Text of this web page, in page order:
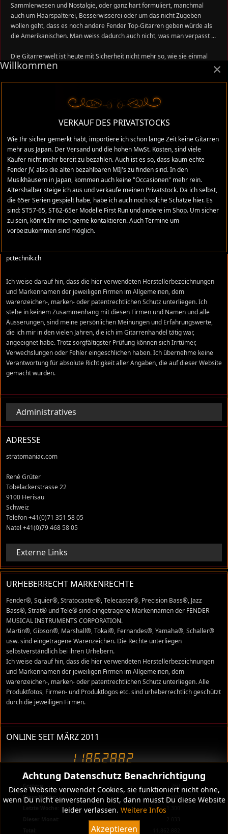
Sammlerwesen und Nostalgie, oder ganz hart formuliert, manchmal
auch um Haarspalterei, Besserwisserei oder um das nicht Zugeben
wollen geht, dass es noch andere Fender Top-Gitarren geben würde als
die Amerikanischen. Man weiss dadurch auch nicht, was man verpasst ...
Die Gitarrenwelt ist heute mit Sicherheit nicht mehr so, wie sie einmal
war, darum will ich mit den alten Fender MIJ Gitarren einen neuen Teil
kann im Gitarrenbau. So wie es Leo Fender wollte und praktizierte, genau
so praktizierte es Fujigen mit Fender Japan in den 80er Jahren.
Einfach weil wir es dazumal verpasst haben, weil wir die Nase gerümpft
haben als die japanischen Top Gitarren auf den Markt kamen, will ich ein
Zeichen setzen für Fender Made in Japan. René
Achtung Datenschutz Benachrichtigung
Diese Website verwendet Cookies, sie funktioniert nicht ohne,
wenn Du nicht einverstanden bist, dann musst Du diese Website
leider verlassen. Weitere Infos
Akzeptieren
COPYRIGHT
Stratomaniac.com ist eine private Website und steht in keiner
geschäftlichen Beziehung zu FENDER MUSICAL INSTRUMENTS
pctechnik.ch
Ich weise darauf hin, dass die hier verwendeten Herstellerbezeichnungen
und Markennamen der jeweiligen Firmen im Allgemeinen, dem
warenzeichen-, marken- oder patentrechtlichen Schutz unterliegen. Ich
stehe in keinem Zusammenhang mit diesen Firmen und Namen und alle
Äusserungen, sind meine persönlichen Meinungen und Erfahrungswerte,
die ich mir in den vielen Jahren, die ich im Gitarrenhandel tätig war,
angeeignet habe. Trotz sorgfältigster Prüfung können sich Irrtümer,
Verwechslungen oder Fehler eingeschlichen haben. Ich übernehme keine
Verantwortung für absolute Richtigkeit aller Angaben, die auf dieser Website
gemacht wurden.
Administratives
ADRESSE
stratomaniac.com
René Grüter
Tobelackerstrasse 22
9100 Herisau
Schweiz
Telefon +41(0)71 351 58 05
Natel +41(0)79 468 58 05
Externe Links
URHEBERRECHT MARKENRECHTE
Fender®, Squier®, Stratocaster®, Telecaster®, Precision Bass®, Jazz
Bass®, Strat® und Tele® sind eingetragene Markennamen der FENDER
MUSICAL INSTRUMENTS CORPORATION.
Martin®, Gibson®, Marshall®, Tokai®, Fernandes®, Yamaha®, Schaller®
usw. sind eingetragene Warenzeichen. Die Rechte unterliegen
selbstverständlich bei ihren Urhebern.
Ich weise darauf hin, dass die hier verwendeten Herstellerbezeichnungen
und Markennamen der jeweiligen Firmen im Allgemeinen, dem
warenzeichen-, marken- oder patentrechtlichen Schutz unterliegen. Alle
Produktfotos, Firmen- und Produktlogos etc. sind urheberrechtlich geschützt
durch die jeweiligen Firmen.
ONLINE SEIT MÄRZ 2011
Heute:
68
Gestern:
260
Diese Woche:
1.689
×
Willkommen
VERKAUF DES PRIVATSTOCKS
Wie Ihr sicher gemerkt habt, importiere ich schon lange Zeit keine Gitarren
mehr aus Japan. Der Versand und die hohen MwSt. Kosten, sind viele
Käufer nicht mehr bereit zu bezahlen. Auch ist es so, dass kaum echte
Fender JV, also die alten bezahlbaren MIJ's zu finden sind. In den
Musikhäusern in Japan, kommen auch keine "Occasionen" mehr rein.
Altershalber steige ich aus und verkaufe meinen Privatstock. Da ich selbst,
die 65er Serien gespielt habe, habe ich auch noch solche Schätze hier. Es
sind: ST57-65, ST62-65er Modelle First Run und andere im Shop. Um sicher
zu sein, könnt Ihr mich gerne kontaktieren. Auch Termine um
vorbeizukommen sind möglich.